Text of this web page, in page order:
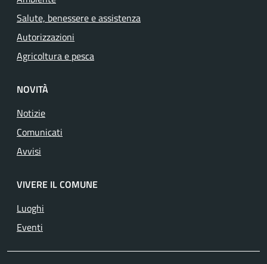
Salute, benessere e assistenza
Autorizzazioni
Agricoltura e pesca
NOVITÀ
Notizie
Comunicati
Avvisi
VIVERE IL COMUNE
Luoghi
Eventi